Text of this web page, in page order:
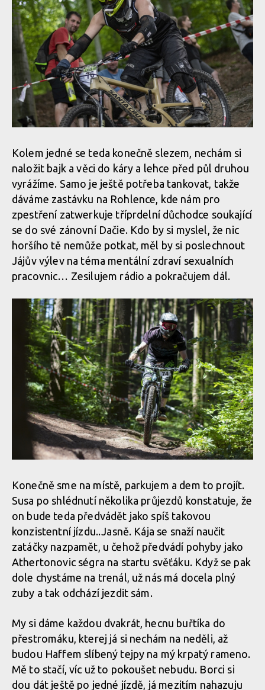
Kolem jedné se teda konečně slezem, nechám si
naložit bajk a věci do káry a lehce před půl druhou
vyrážíme. Samo je ještě potřeba tankovat, takže
dáváme zastávku na Rohlence, kde nám pro
zpestření zatwerkuje tříprdelní důchodce soukající
se do své zánovní Dačie. Kdo by si myslel, že nic
horšího tě nemůže potkat, měl by si poslechnout
Jájův výlev na téma mentální zdraví sexualních
pracovnic… Zesilujem rádio a pokračujem dál.
Konečně sme na místě, parkujem a dem to projít.
Susa po shlédnutí několika průjezdů konstatuje, že
on bude teda předvádět jako spíš takovou
konzistentní jízdu..Jasně. Kája se snaží naučit
zatáčky nazpamět, u čehož předvádí pohyby jako
Athertonovic ségra na startu svěťáku. Když se pak
dole chystáme na trenál, už nás má docela plný
zuby a tak odchází jezdit sám.
My si dáme každou dvakrát, hecnu buřtíka do
přestromáku, kterej já si nechám na neděli, až
budou Haffem slíbený tejpy na mý krpatý rameno.
Mě to stačí, víc už to pokoušet nebudu. Borci si
dou dát ještě po jedné jízdě, já mezitím nahazuju